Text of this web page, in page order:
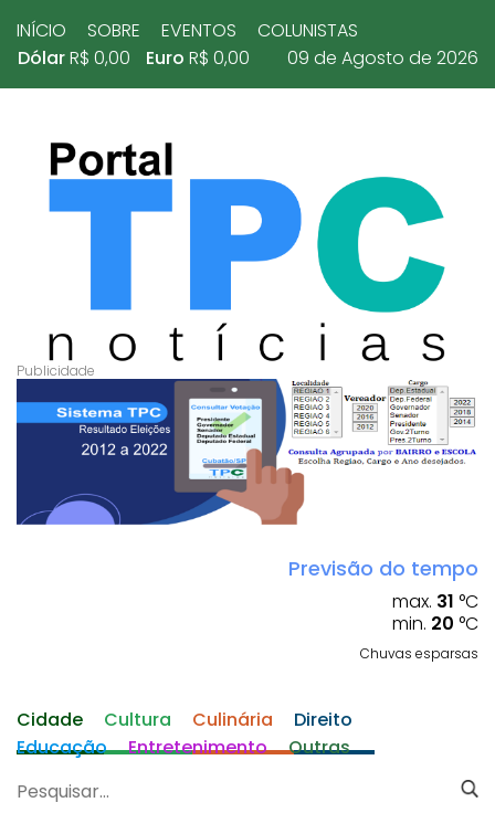
INÍCIO SOBRE EVENTOS
COLUNISTAS
DólarR$ 0,00 Euro R$ 0,00 09 de Agosto de 2026
Previsão do tempo
max. 31 °C
min. 20 °C
Chuvas esparsas
Cidade Cultura Culinária
Direito
Educação
Entretenimento Outras